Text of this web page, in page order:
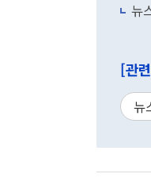
뉴
[관
뉴